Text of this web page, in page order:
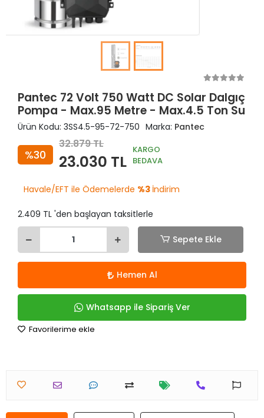
Pantec 72 Volt 750 Watt DC Solar Dalgıç
Pompa - Max.95 Metre - Max.4.5 Ton Su
Ürün Kodu: 3SS4.5-95-72-750 Marka: Pantec
%30
32.879 TL
23.030 TL
KARGO
BEDAVA
Havale/EFT ile Ödemelerde %3 İndirim
2.409 TL 'den başlayan taksitlerle
Sepete Ekle
Hemen Al
Whatsapp ile Sipariş Ver
Favorilerime ekle